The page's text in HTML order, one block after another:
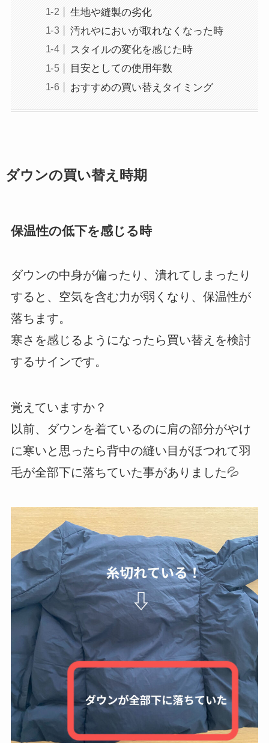
生地や縫製の劣化
汚れやにおいが取れなくなった時
スタイルの変化を感じた時
目安としての使用年数
おすすめの買い替えタイミング
ダウンの買い替え時期
保温性の低下を感じる時
ダウンの中身が偏ったり、潰れてしまったり
すると、空気を含む力が弱くなり、保温性が
落ちます。
寒さを感じるようになったら買い替えを検討
するサインです。
覚えていますか？
以前、ダウンを着ているのに肩の部分がやけ
に寒いと思ったら背中の縫い目がほつれて羽
毛が全部下に落ちていた事がありました💦